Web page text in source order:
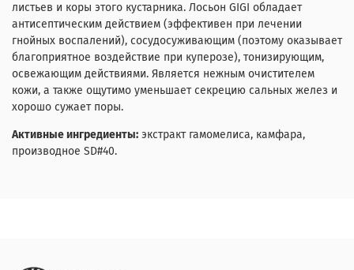
листьев и коры этого кустарника. Лосьон GIGI обладает
антисептическим действием (эффективен при лечении
гнойных воспалений), сосудосуживающим (поэтому оказывает
благоприятное воздействие при куперозе), тонизирующим,
освежающим действиями. Является нежным очистителем
кожи, а также ощутимо уменьшает секрецию сальных желез и
хорошо сужает поры.
Активные ингредиенты: экстракт гамомелиса, камфара,
производное SD#40.